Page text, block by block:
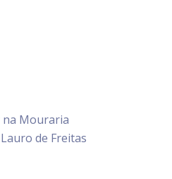
Mouraria
de Freitas